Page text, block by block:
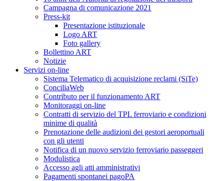
Campagna di comunicazione 2021
Press-kit
Presentazione istituzionale
Logo ART
Foto gallery
Bollettino ART
Notizie
Servizi on-line
Sistema Telematico di acquisizione reclami (SiTe)
ConciliaWeb
Contributo per il funzionamento ART
Monitoraggi on-line
Contratti di servizio del TPL ferroviario e condizioni
minime di qualità
Prenotazione delle audizioni dei gestori aeroportuali
con gli utenti
Notifica di un nuovo servizio ferroviario passeggeri
Modulistica
Accesso agli atti amministrativi
Pagamenti spontanei pagoPA